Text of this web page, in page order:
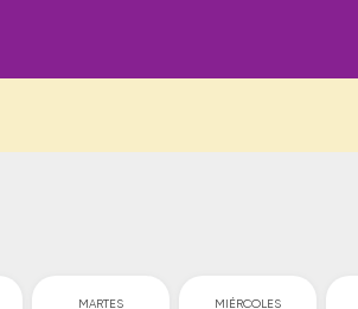
MARTES MIÉRCOLES